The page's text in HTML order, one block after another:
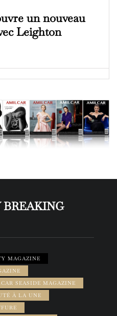
un nouveau
Leighton
MAGAZINE
SEASIDE MAGAZINE
À LA UNE